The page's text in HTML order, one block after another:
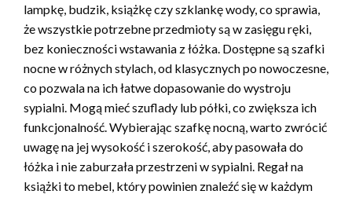
lampkę, budzik, książkę czy szklankę wody, co sprawia,
że wszystkie potrzebne przedmioty są w zasięgu ręki,
bez konieczności wstawania z łóżka. Dostępne są szafki
nocne w różnych stylach, od klasycznych po nowoczesne,
co pozwala na ich łatwe dopasowanie do wystroju
sypialni. Mogą mieć szuflady lub półki, co zwiększa ich
funkcjonalność. Wybierając szafkę nocną, warto zwrócić
uwagę na jej wysokość i szerokość, aby pasowała do
łóżka i nie zaburzała przestrzeni w sypialni. Regał na
książki to mebel, który powinien znaleźć się w każdym